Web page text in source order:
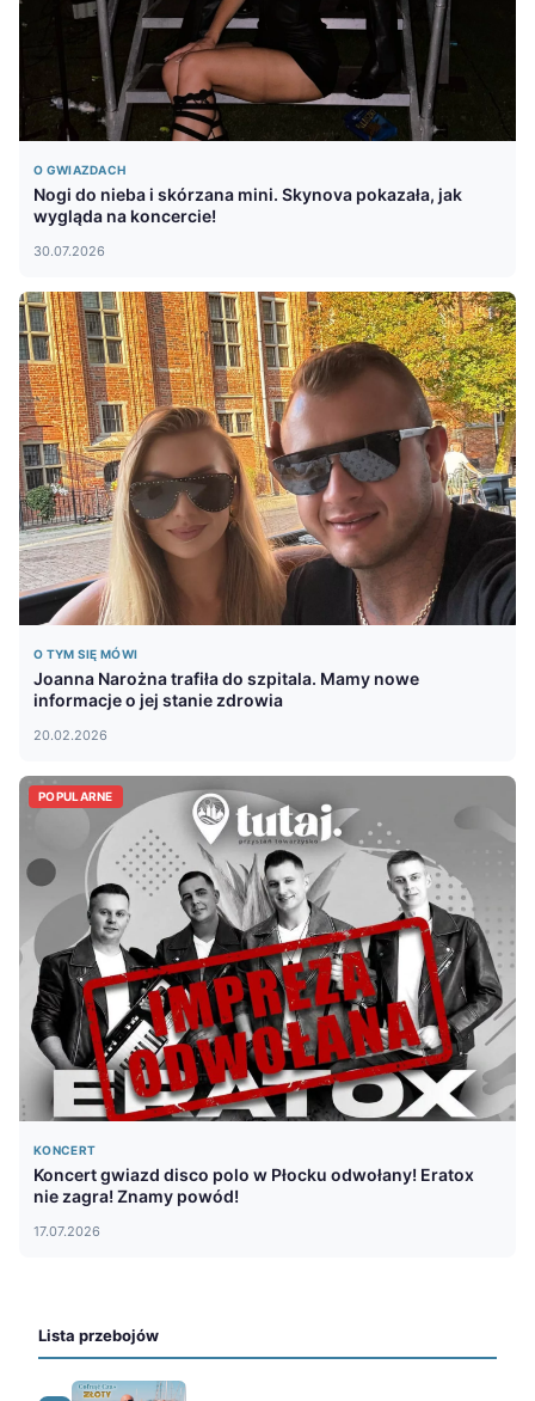
O GWIAZDACH
Nogi do nieba i skórzana mini. Skynova pokazała, jak
wygląda na koncercie!
30.07.2026
O TYM SIĘ MÓWI
Joanna Narożna trafiła do szpitala. Mamy nowe
informacje o jej stanie zdrowia
20.02.2026
POPULARNE
KONCERT
Koncert gwiazd disco polo w Płocku odwołany! Eratox
nie zagra! Znamy powód!
17.07.2026
Lista przebojów